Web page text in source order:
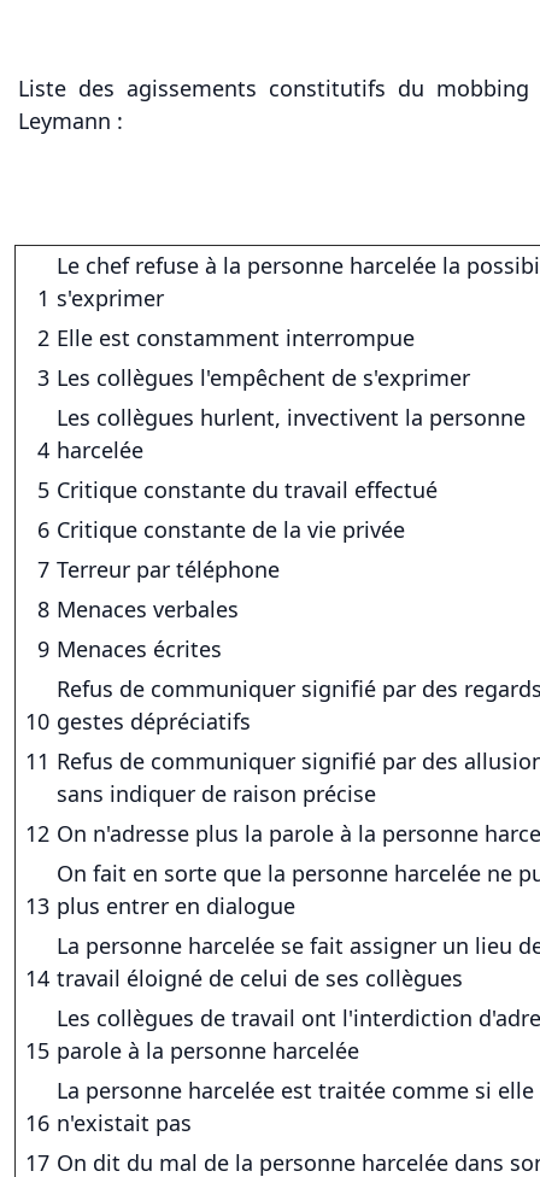
Liste des agissements constitutifs du mobbing
Leymann :
1
Le chef refuse à la personne harcelée la
s'exprimer
2 Elle est constamment interrompue
3 Les collègues l'empêchent de s'exprimer
4
Les collègues hurlent, invectivent la personne
harcelée
5 Critique constante du travail effectué
6 Critique constante de la vie privée
7 Terreur par téléphone
8 Menaces verbales
9 Menaces écrites
10
Refus de communiquer signifié par des
gestes dépréciatifs
11 Refus de communiquer signifié par des
sans indiquer de raison précise
12 On n'adresse plus la parole à la personne
13
On fait en sorte que la personne harcelée ne
plus entrer en dialogue
14
La personne harcelée se fait assigner un lieu
travail éloigné de celui de ses collègues
15
Les collègues de travail ont l'interdiction
parole à la personne harcelée
16
La personne harcelée est traitée comme si elle
n'existait pas
17 On dit du mal de la personne harcelée dans